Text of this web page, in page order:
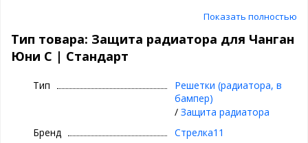
Сетка на радиатор Чанган Юни С защитит ваш автомобиль от
насекомых, камней, мусора и выглядит просто отлично!
Самый продаваемый вариант среди защитных сеток на
кант сетки:квадратный, из резины (10x5 мм)
Показать полностью
Тип товара: Защита радиатора для Чанган
Юни С | Стандарт
Тип
Решетки (радиатора, в
бампер)
/ Защита радиатора
Бренд
Стрелка11